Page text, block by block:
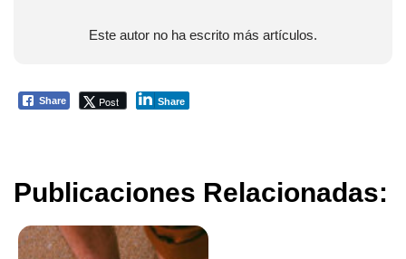
Este autor no ha escrito más artículos.
Share Post Share
Publicaciones Relacionadas: